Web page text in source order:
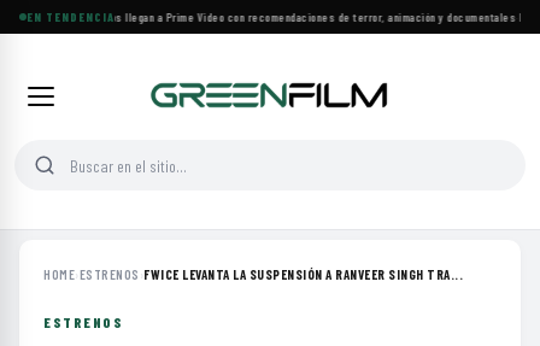
EN TENDENCIA
Más de 160 estrenos llegan a Prime Video con recomendaciones de terror, animación y documentales·Las
HOME›ESTRENOS ›FWICE LEVANTA LA SUSPENSIÓN A RANVEER SINGH TRA...
ESTRENOS